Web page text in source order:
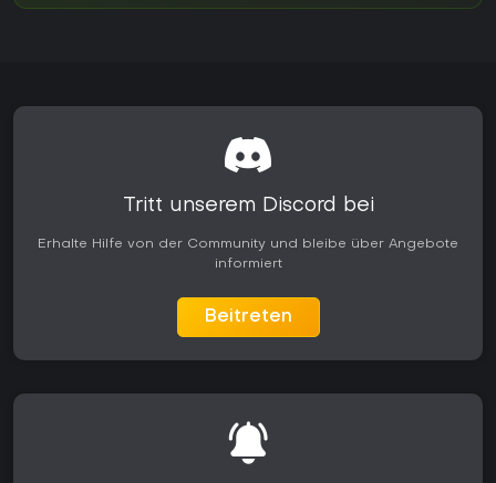
Tritt unserem Discord bei
Erhalte Hilfe von der Community und bleibe über Angebote
informiert
Beitreten